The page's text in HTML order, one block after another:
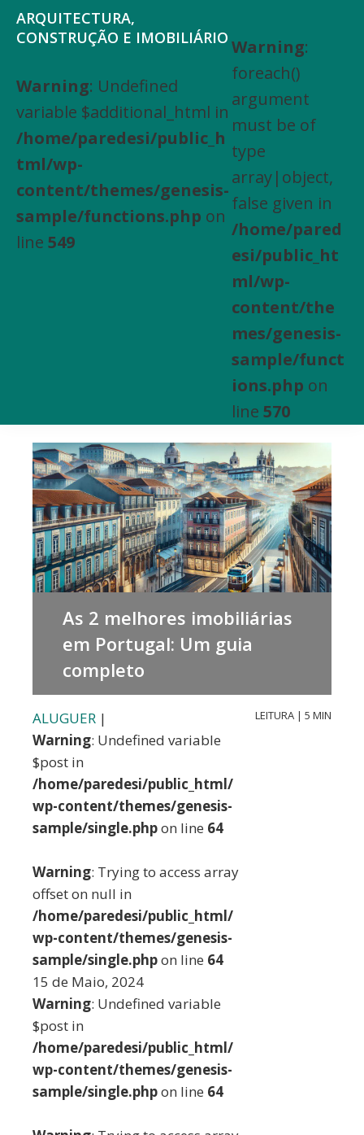
Saltar
para
menu
principal
Skip
content
ARQUITECTURA,
CONSTRUÇÃO E IMOBILIÁRIO
Engenharia
Civil,
Actividades
especializadas
de
construção,
Arrendamento
de
Bens
Imóveis
Warning: Undefined
variable $additional_html in
/home/paredesi/public_h
tml/wp-
content/themes/genesis-
sample/functions.php on
line 549
Warning:
foreach()
argument
must be of
type
array|object,
false given in
/home/pared
esi/public_ht
ml/wp-
content/the
mes/genesis-
sample/funct
ions.php on
line570
As 2 melhores imobiliárias
em Portugal: Um guia
completo
ALUGUER |
Warning: Undefined variable
$post in
/home/paredesi/public_html/
wp-content/themes/genesis-
sample/single.phpon line 64
Warning: Trying to access array
offset on null in
/home/paredesi/public_html/
wp-content/themes/genesis-
sample/single.phpon line 64
15 de Maio, 2024
Warning: Undefined variable
$post in
/home/paredesi/public_html/
wp-content/themes/genesis-
sample/single.phpon line 64
LEITURA | 5 MIN